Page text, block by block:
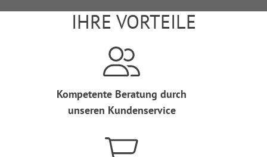
IHRE VORTEILE
Kompetente Beratung durch
unseren Kundenservice